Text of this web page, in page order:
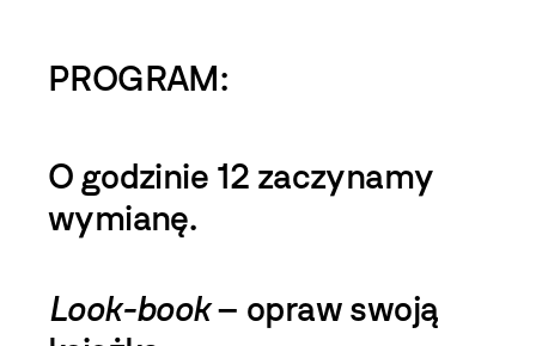
PROGRAM:
O godzinie 12 zaczynamy
wymianę.
Look-book– opraw swoją